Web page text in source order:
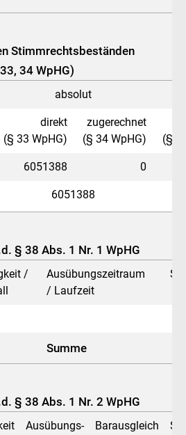
Stimmrechtsbeständen
34 WpHG)
absolut
direkt
(§ 33 WpHG)
zugerechnet
(§ 34 WpHG)
(§
6051388 0
6051388
§ 38 Abs. 1 Nr. 1 WpHG
/
Ausübungs­zeitraum
/ Laufzeit
Summe
§ 38 Abs. 1 Nr. 2 WpHG
Ausübungs­
Barausgleich